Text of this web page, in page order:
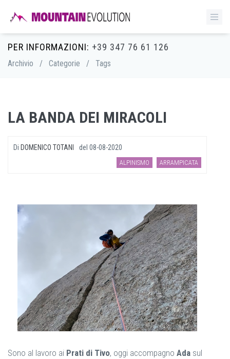
PER INFORMAZIONI: +39 347 76 61 126
Archivio / Categorie / Tags
LA BANDA DEI MIRACOLI
Di DOMENICO TOTANI del 08-08-2020
ALPINISMO ARRAMPICATA
Sono al lavoro ai Prati di Tivo, oggi accompagno Ada sul